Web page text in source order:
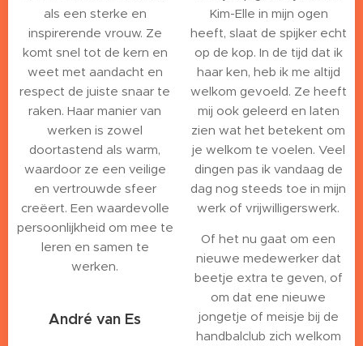
als een sterke en
inspirerende vrouw. Ze
komt snel tot de kern en
weet met aandacht en
respect de juiste snaar te
raken. Haar manier van
werken is zowel
doortastend als warm,
waardoor ze een veilige
en vertrouwde sfeer
creëert. Een waardevolle
persoonlijkheid om mee te
leren en samen te
werken.
André van Es
Kim-Elle in mijn ogen
heeft, slaat de spijker echt
op de kop. In de tijd dat ik
haar ken, heb ik me altijd
welkom gevoeld. Ze heeft
mij ook geleerd en laten
zien wat het betekent om
je welkom te voelen. Veel
dingen pas ik vandaag de
dag nog steeds toe in mijn
werk of vrijwilligerswerk.
Of het nu gaat om een
nieuwe medewerker dat
beetje extra te geven, of
om dat ene nieuwe
jongetje of meisje bij de
handbalclub zich welkom